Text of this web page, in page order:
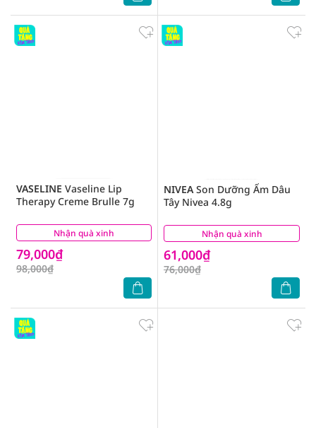
Nhận quà xinh
VASELINE Vaseline Lip
Therapy Creme Brulle 7g
79,000₫
98,000₫
(6) Nhận quà xinh
NIVEASon Dưỡng Ẩm Dâu
Tây Nivea 4.8g
61,000₫
76,000₫
(2)